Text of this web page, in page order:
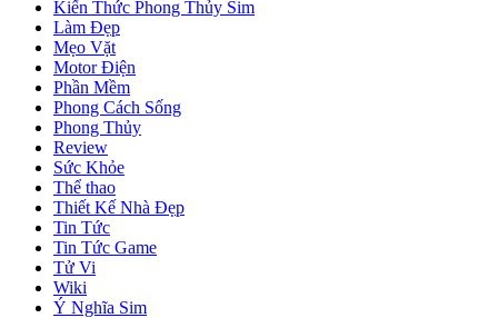
Kiến Thức Phong Thủy Sim
Làm Đẹp
Mẹo Vặt
Motor Điện
Phần Mềm
Phong Cách Sống
Phong Thủy
Review
Sức Khỏe
Thể thao
Thiết Kế Nhà Đẹp
Tin Tức
Tin Tức Game
Tử Vi
Wiki
Ý Nghĩa Sim